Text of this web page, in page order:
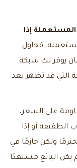
إذا
فحاول
يوفر لك شبكة
التي قد تظهر بعد
على السعر،
الطفيفة أو إذا
ولكن حازمًا في
البائع مستعدًا